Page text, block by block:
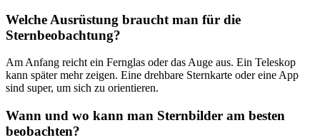
Welche Ausrüstung braucht man für die
Sternbeobachtung?
Am Anfang reicht ein Fernglas oder das Auge aus. Ein Teleskop
kann später mehr zeigen. Eine drehbare Sternkarte oder eine App
sind super, um sich zu orientieren.
Wann und wo kann man Sternbilder am besten
beobachten?